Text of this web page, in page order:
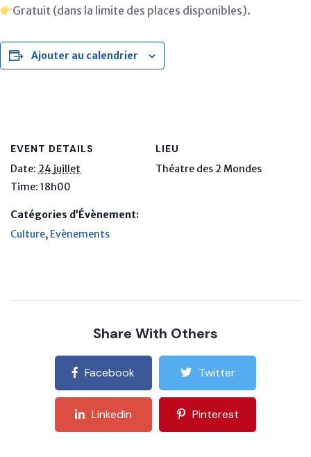
Gratuit (dans la limite des places disponibles).
Ajouter au calendrier
EVENT DETAILS
Date: 24 juillet
Time: 18h00
Catégories d’Évènement:
Culture, Evènements
LIEU
Théatre des 2 Mondes
Share With Others
Facebook Twitter
Linkedin Pinterest